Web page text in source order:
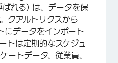
れる) は、データを保
クアルトリクスから
データをインポート
トは定期的なスケジュ
ートデータ、従業員、